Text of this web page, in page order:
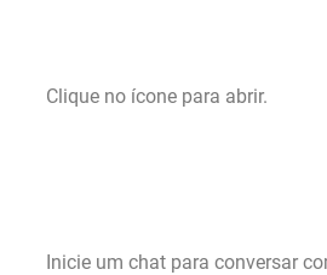
Clique no ícone para abrir.
Inicie um chat para conversar